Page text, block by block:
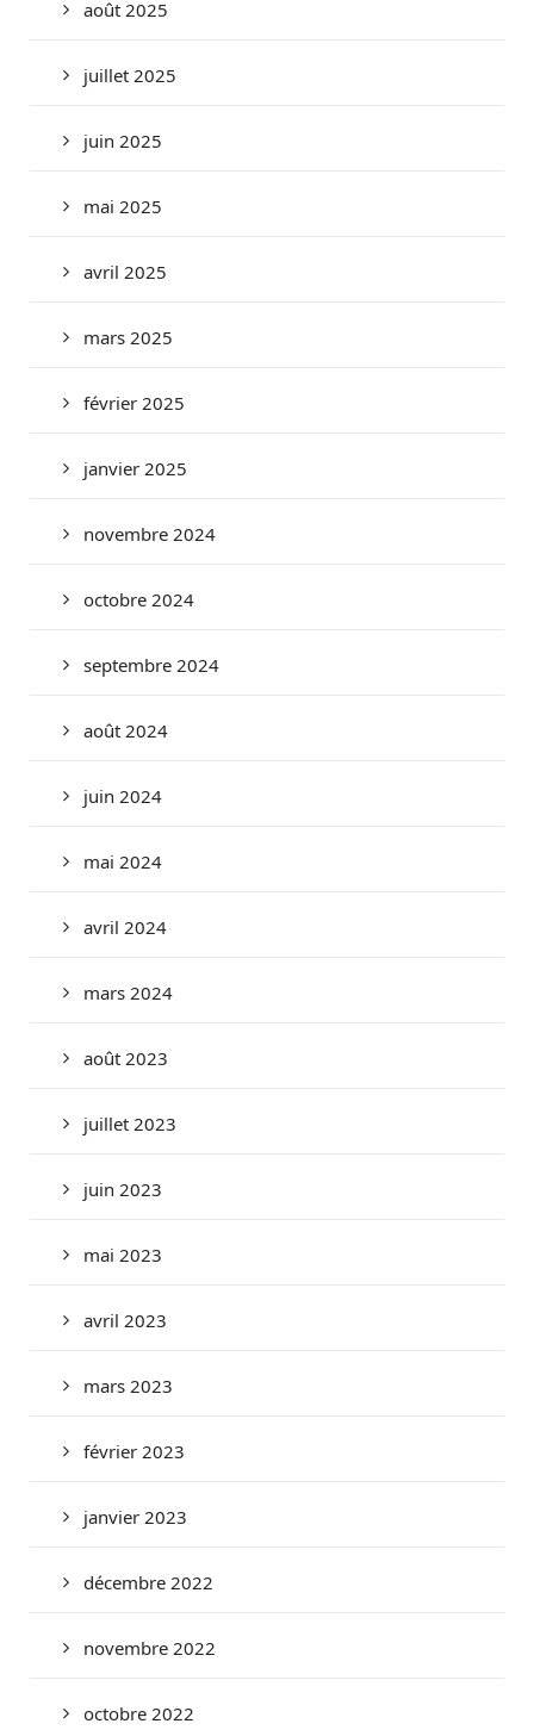
août 2025
juillet 2025
juin 2025
mai 2025
avril 2025
mars 2025
février 2025
janvier 2025
novembre 2024
octobre 2024
septembre 2024
août 2024
juin 2024
mai 2024
avril 2024
mars 2024
août 2023
juillet 2023
juin 2023
mai 2023
avril 2023
mars 2023
février 2023
janvier 2023
décembre 2022
novembre 2022
octobre 2022